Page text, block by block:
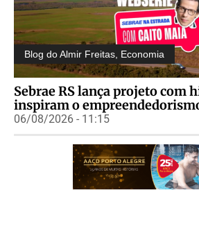
Blog do Almir Freitas, Economia
Sebrae RS lança projeto com
inspiram o
06/08/2026 - 11:15